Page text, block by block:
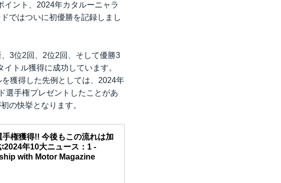
イント、2024年カタルーニャラ
ではついに初優勝を記録しまし
3位2回、2位2回、そして優勝3
トル獲得に成功しています。
獲得した先例としては、2024年
選手権プレゼントしたことがあ
の快挙となります。
権獲得!! 今後もこの流れは加
年10大ニュース：1 -
with Motor Magazine